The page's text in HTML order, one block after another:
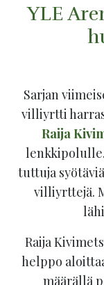
YLE
Sarjan
villiyrtti
Raija
tuttuja
villiyrttejä.
Raija
helppo
määrällä